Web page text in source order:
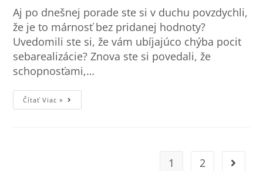
Aj po dnešnej porade ste si v duchu povzdychli,
že je to márnosť bez pridanej hodnoty?
Uvedomili ste si, že vám ubíjajúco chýba pocit
sebarealizácie? Znova ste si povedali, že
schopnosťami,…
Čítať Viac »
1 2